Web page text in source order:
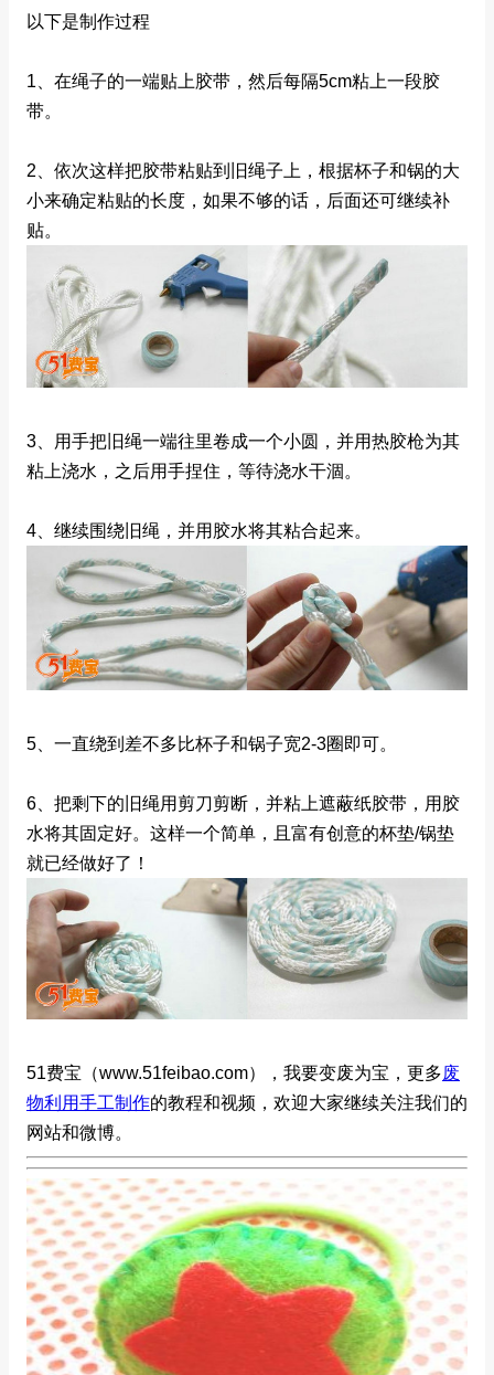
以下是制作过程
1、在绳子的一端贴上胶带，然后每隔5cm粘上一段胶
带。
2、依次这样把胶带粘贴到旧绳子上，根据杯子和锅的大
小来确定粘贴的长度，如果不够的话，后面还可继续补
贴。
3、用手把旧绳一端往里卷成一个小圆，并用热胶枪为其
粘上浇水，之后用手捏住，等待浇水干涸。
4、继续围绕旧绳，并用胶水将其粘合起来。
5、一直绕到差不多比杯子和锅子宽2-3圈即可。
6、把剩下的旧绳用剪刀剪断，并粘上遮蔽纸胶带，用胶
水将其固定好。这样一个简单，且富有创意的杯垫/锅垫
就已经做好了！
51费宝（www.51feibao.com），我要变废为宝，更多废
物利用手工制作的教程和视频，欢迎大家继续关注我们的
网站和微博。